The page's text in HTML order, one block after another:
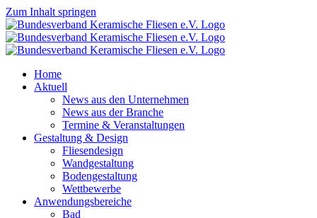
Zum Inhalt springen
Home
Aktuell
News aus den Unternehmen
News aus der Branche
Termine & Veranstaltungen
Gestaltung & Design
Fliesendesign
Wandgestaltung
Bodengestaltung
Wettbewerbe
Anwendungsbereiche
Bad